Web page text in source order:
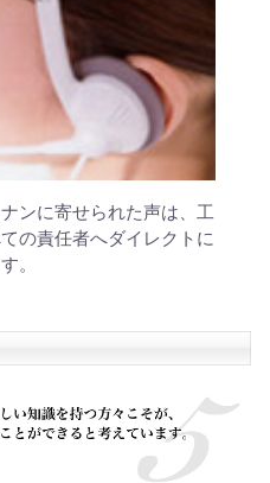
ンに寄せられた声は、工
の責任者へダイレクトに
。